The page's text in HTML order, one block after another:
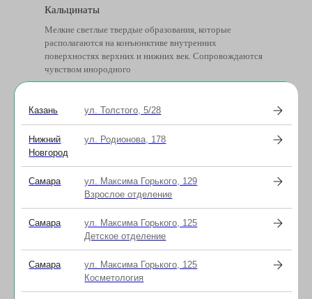
Кальцинаты
Мелкие светлые твердые образования, которые
располагаются на конъюнктиве внутренних
поверхностях верхних и нижних век. Сопровождаются
чувством инородного
тела за веками, в глазу.
Казань ул. Толстого, 5/28
Нижний
Новгород
ул. Родионова, 178
Самара
ул. Максима Горького, 129
Взрослое отделение
Самара
ул. Максима Горького, 125
Детское отделение
Самара
ул. Максима Горького, 125
Косметология